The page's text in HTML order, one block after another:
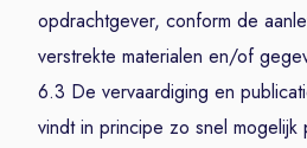
opdrachtgever, conform de
verstrekte materialen en/of
6.3 De vervaardiging en
vindt in principe zo snel mogelijk